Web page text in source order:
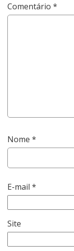
Comentário *
Nome *
E-mail *
Site